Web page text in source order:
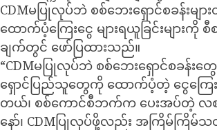
CDMမပြုလုပ်ဘဲ စစ်ဘေးရှောင်စခန်းမျာ
ထောက်ပံ့ကြေးငွေ များရယူခြင်းများ
ချက်တွင် ဖော်ပြထားသည်။
“CDMမပြုလုပ်ဘဲ စစ်ဘေးရှောင်စခန်းတွ
ရှောင်ပြည်သူတွေကို ထောက်ပံ့တဲ့ ငွေကြ
တယ်၊ စစ်ကောင်စီဘက်က ပေးအပ်တဲ့
နော်၊ CDMပြုလုပ်ဖို့လည်း အကြိမ်ကြိမ်သတိ